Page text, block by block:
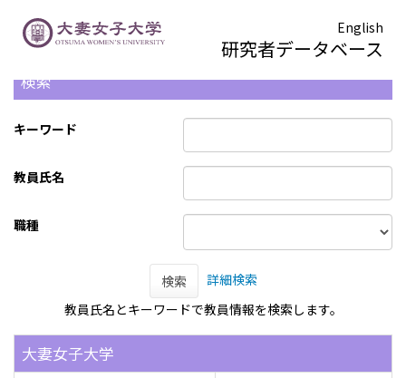
English
研究者データベース
検索
キーワード
教員氏名
職種
検索
詳細検索
教員氏名とキーワードで教員情報を検索します。
大妻女子大学